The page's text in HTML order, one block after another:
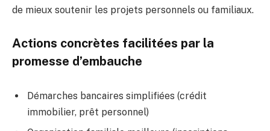
de mieux soutenir les projets personnels ou familiaux.
Actions concrètes facilitées par la
promesse d’embauche
Démarches bancaires simplifiées (crédit
immobilier, prêt personnel)